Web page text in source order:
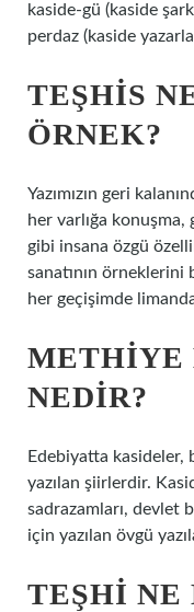
kaside-gü (kaside
perdaz (kaside
TEŞHIS
ÖRNEK?
Yazımızın geri
her varlığa
gibi insana özgü
sanatının örneklerini
her geçişimde
METHIYE
NEDIR?
Edebiyatta
yazılan şiirlerdir.
sadrazamları, devlet
için yazılan övgü
TEŞHI NE